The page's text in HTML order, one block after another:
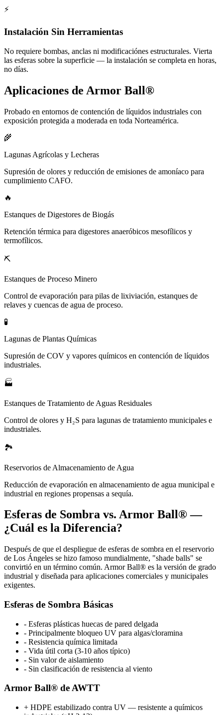
⚡
Instalación Sin Herramientas
No requiere bombas, anclas ni modificaciónes estructurales. Vierta
las esferas sobre la superficie — la instalación se completa en horas,
no días.
Aplicaciones de Armor Ball®
Probado en entornos de contención de líquidos industriales con
exposición protegida a moderada en toda Norteamérica.
🌾
Lagunas Agrícolas y Lecheras
Supresión de olores y reducción de emisiones de amoníaco para
cumplimiento CAFO.
🔥
Estanques de Digestores de Biogás
Retención térmica para digestores anaeróbicos mesofílicos y
termofílicos.
⛏️
Estanques de Proceso Minero
Control de evaporación para pilas de lixiviación, estanques de
relaves y cuencas de agua de proceso.
🧪
Lagunas de Plantas Químicas
Supresión de COV y vapores químicos en contención de líquidos
industriales.
🏭
Estanques de Tratamiento de Aguas Residuales
Control de olores y H₂S para lagunas de tratamiento municipales e
industriales.
🏞️
Reservorios de Almacenamiento de Agua
Reducción de evaporación en almacenamiento de agua municipal e
industrial en regiones propensas a sequía.
Esferas de Sombra vs. Armor Ball® —
¿Cuál es la Diferencia?
Después de que el despliegue de esferas de sombra en el reservorio
de Los Ángeles se hizo famoso mundialmente, "shade balls" se
convirtió en un término común. Armor Ball® es la versión de grado
industrial y diseñada para aplicaciones comerciales y municipales
exigentes.
Esferas de Sombra Básicas
- Esferas plásticas huecas de pared delgada
- Principalmente bloqueo UV para algas/cloramina
- Resistencia química limitada
- Vida útil corta (3-10 años típico)
- Sin valor de aislamiento
- Sin clasificación de resistencia al viento
Armor Ball® de AWTT
+ HDPE estabilizado contra UV — resistente a químicos